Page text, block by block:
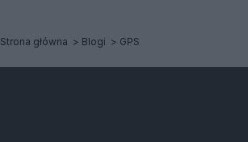
Strona główna Blogi GPS